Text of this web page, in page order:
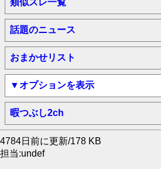
類似スレ一覧
話題のニュース
おまかせリスト
▼オプションを表示
暇つぶし2ch
4784日前に更新/178 KB
担当:undef